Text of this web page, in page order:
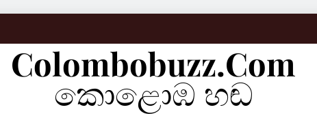
Colombobuzz.com
කොළොඹ හඬ